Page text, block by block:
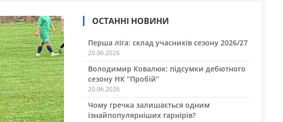
ОСТАННІ НОВИНИ
Перша ліга: склад учасників сезону 2026/27
20.06.2026
Володимир Ковалюк: підсумки дебютного
сезону НК “Пробій”
20.06.2026
Чому гречка залишається одним
ізнайпопулярніших гарнірів?